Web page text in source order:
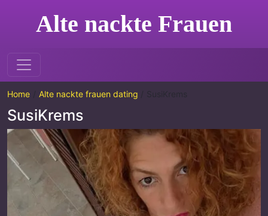
Alte nackte Frauen
Home Alte nackte frauen dating
SusiKrems